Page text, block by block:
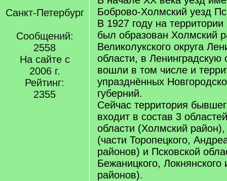
Санкт-Петербург
Сообщений:
2558
На сайте с
2006 г.
Рейтинг:
2355
Боброво-Холмский уезд
В 1927 году на
был образован Холмский
Великолукского округа
области, в Ленинградскую
вошли в том числе и
упразднённых
губерний.
Сейчас территория
входит в состав 3
области (Холмский район),
(части Торопецкого,
районов) и Псковской
Бежаницкого, Локнянского
районов).